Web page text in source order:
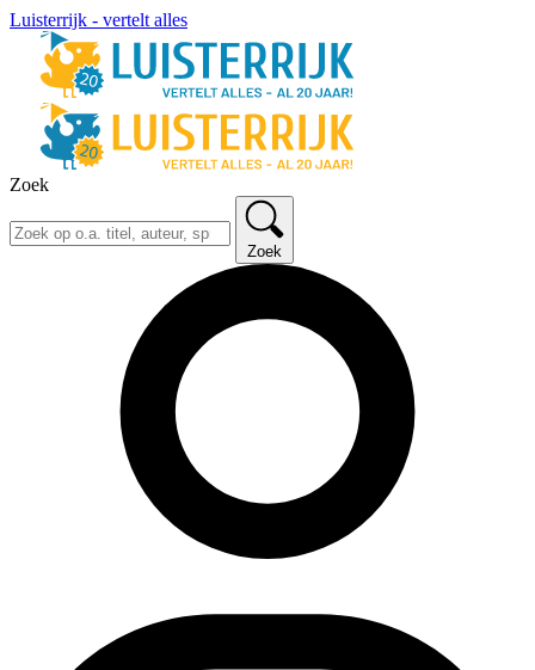
Luisterrijk - vertelt alles
Zoek
Zoek